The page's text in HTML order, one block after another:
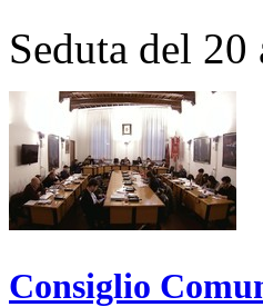
Seduta del
Consiglio